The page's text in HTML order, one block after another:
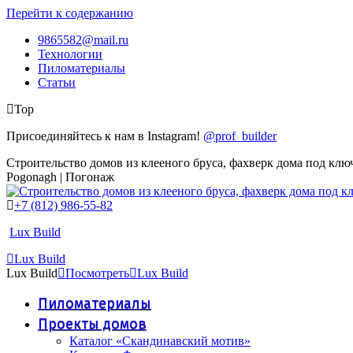
Перейти к содержанию
9865582@mail.ru
Технологии
Пиломатериалы
Статьи
Top
Присоединяйтесь к нам в Instagram! @prof_builder
Строительство домов из клееного бруса, фахверк дома под
Pogonagh | Погонаж
+7 (812) 986-55-82
Lux Build
Lux Build
Lux Build
Посмотреть Lux Build
Пиломатериалы
Проекты домов
Каталог «Скандинавский мотив»